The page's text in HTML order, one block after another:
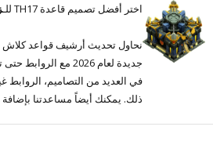
اختر أفضل تصميم قاعدة TH17 للـ
نحاول تحديث أرشيف قواعد
جديدة لعام 2026 مع الروابط حتى تتمكن من نسخها!
في العديد من التصاميم، الروابط
ذلك. يمكنك أيضاً مساعدتنا